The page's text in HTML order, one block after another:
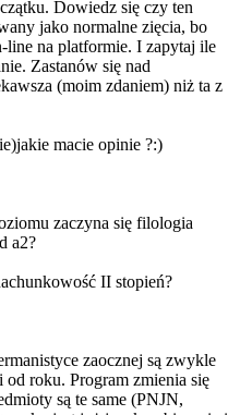
Dowiedz się czy ten
jako normalne zięcia, bo
line na platformie. I zapytaj ile
Zastanów się nad
(moim zdaniem) niż ta z
macie opinie ?:)
zaczyna się filologia
a2?
II stopień?
zaocznej są zwykle
roku. Program zmienia się
są te same (PNJN,